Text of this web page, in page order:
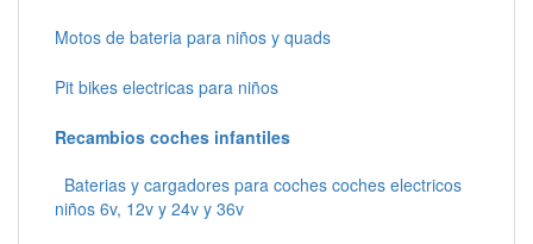
Motos de bateria para niños y quads
Pit bikes electricas para niños
Recambios coches infantiles
Baterias y cargadores para coches coches electricos
niños 6v, 12v y 24v y 36v